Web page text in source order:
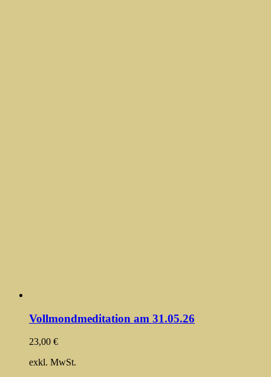
Vollmondmeditation am 31.05.26
23,00 €
exkl. MwSt.